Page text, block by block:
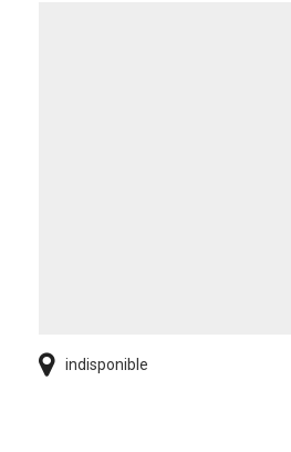
indisponible